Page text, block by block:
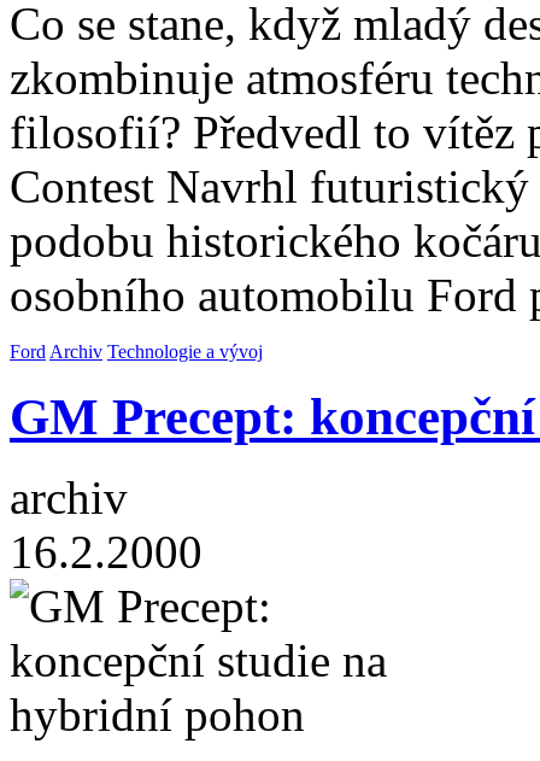
Co se stane, když mladý
zkombinuje atmosféru
filosofií? Předvedl to vítěz
Contest Navrhl
podobu historického
osobního automobilu Ford
Ford Archiv Technologie a vývoj
GM Precept:
archiv
16.2.2000